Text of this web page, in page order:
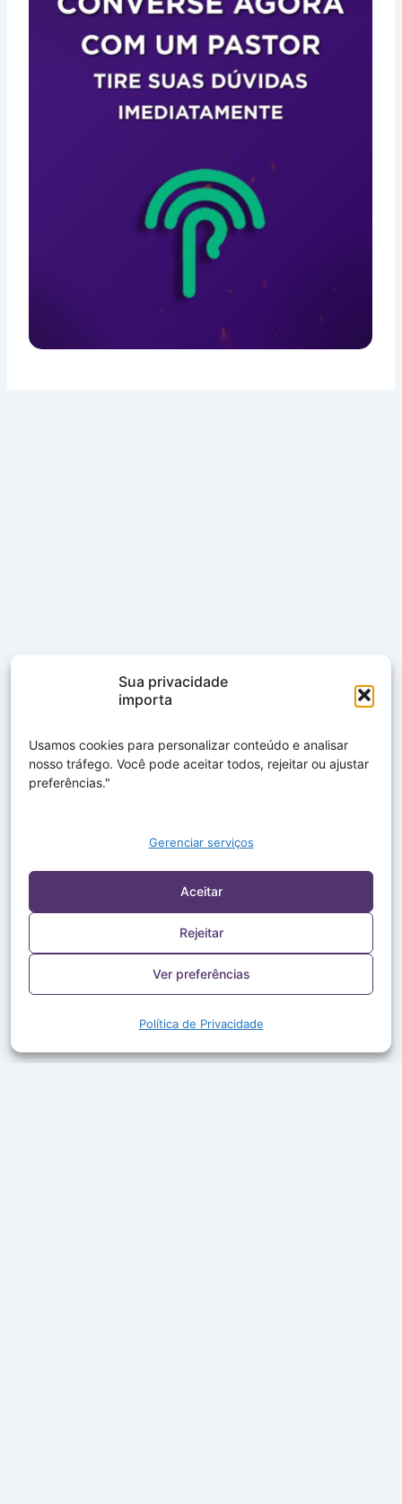
Sua privacidade
importa
Usamos cookies para personalizar conteúdo e analisar
nosso tráfego. Você pode aceitar todos, rejeitar ou ajustar
preferências."
Gerenciar serviços
Aceitar
Rejeitar
Ver preferências
Política de Privacidade